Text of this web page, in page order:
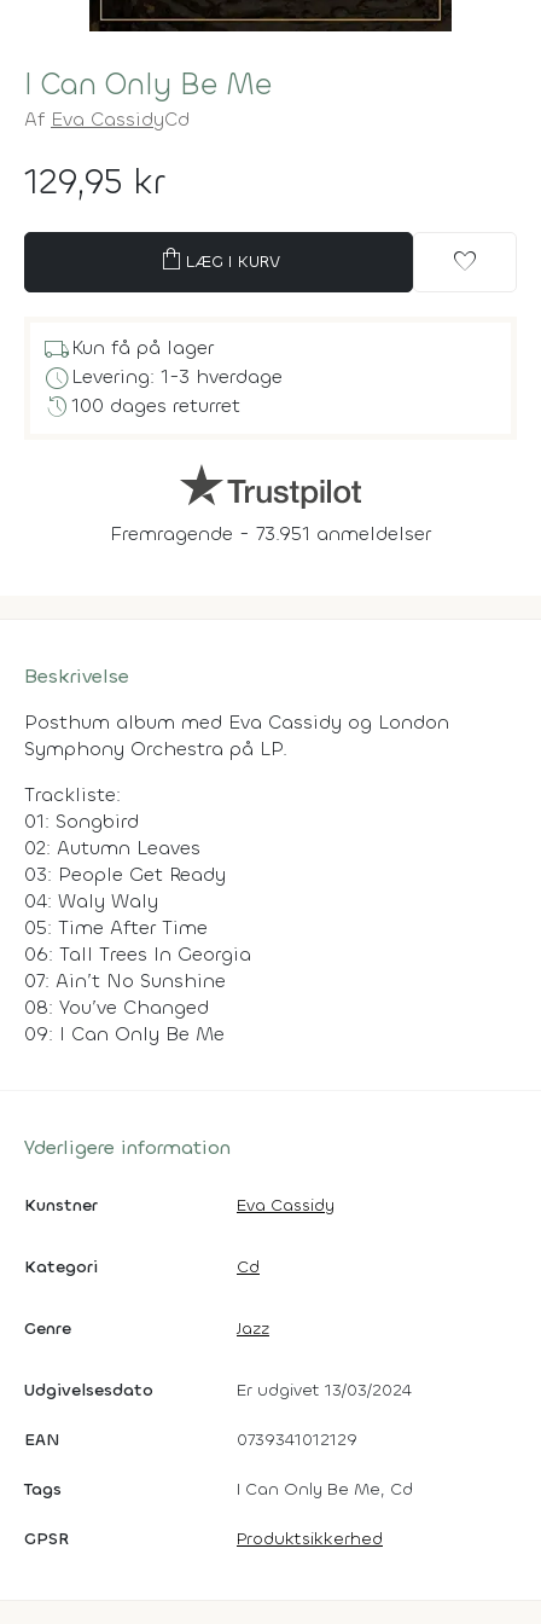
I Can Only Be Me
Af Eva CassidyCd
129,95 kr
shopping_bag LÆG I KURV favorite
local_shippingKun få på lager
scheduleLevering: 1-3 hverdage
history100 dages returret
Fremragende - 73.951 anmeldelser
Beskrivelse
Posthum album med Eva Cassidy og London
Symphony Orchestra på LP.
Trackliste:
01: Songbird
02: Autumn Leaves
03: People Get Ready
04: Waly Waly
05: Time After Time
06: Tall Trees In Georgia
07: Ain’t No Sunshine
08: You’ve Changed
09: I Can Only Be Me
Yderligere information
Kunstner Eva Cassidy
Kategori Cd
Genre Jazz
Udgivelsesdato Er udgivet 13/03/2024
EAN 0739341012129
Tags I Can Only Be Me, Cd
GPSR Produktsikkerhed